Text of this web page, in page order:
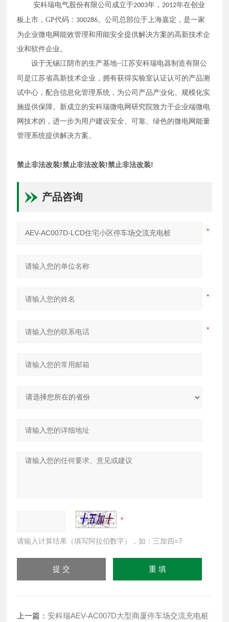
安科瑞电气股份有限公司成立于2003年， 2012年在创业
板上市，GP代码： 300286。公司总部位于上海嘉定，是一家
为企业微电网能效管理和用能安全提供解决方案的高新技术企
业和软件企业 。
设于无锡江阴市的生产基地--江苏安科瑞电器制造有限公
司是江苏省高新技术企业，拥有获得实验室认证认可的产品测
试中心，配合信息化管理系统，为公司产品产业化、规模化实
施提供保障。新成立的安科瑞微电网研究院致力于企业端微电
网技术的，进一步为用户建设安全、可靠、绿色的微电网能量
管理系统提供解决方案。
禁止非法改装!禁止非法改装!禁止非法改装!
产品咨询
请输入计算结果（填写阿拉伯数字），如：三加四=7
上一篇：安科瑞AEV-AC007D大型商厦停车场交流充电桩